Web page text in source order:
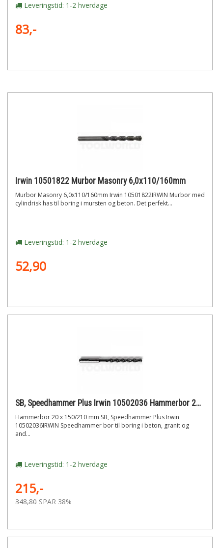
Leveringstid: 1-2 hverdage
83,-
Irwin 10501822 Murbor Masonry 6,0x110/160mm
Murbor Masonry 6,0x110/160mm Irwin 10501822IRWIN Murbor med
cylindrisk has til boring i mursten og beton. Det perfekt...
Leveringstid: 1-2 hverdage
52,90
SB, Speedhammer Plus Irwin 10502036 Hammerbor 20 x 150/210 mm
Hammerbor 20 x 150/210 mm SB, Speedhammer Plus Irwin
10502036IRWIN Speedhammer bor til boring i beton, granit og
and...
Leveringstid: 1-2 hverdage
215,-
348,80 SPAR 38%